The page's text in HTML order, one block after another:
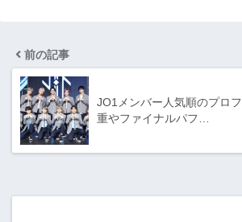
前の記事
JO1メンバー人気順のプロ
重やファイナルパフ…